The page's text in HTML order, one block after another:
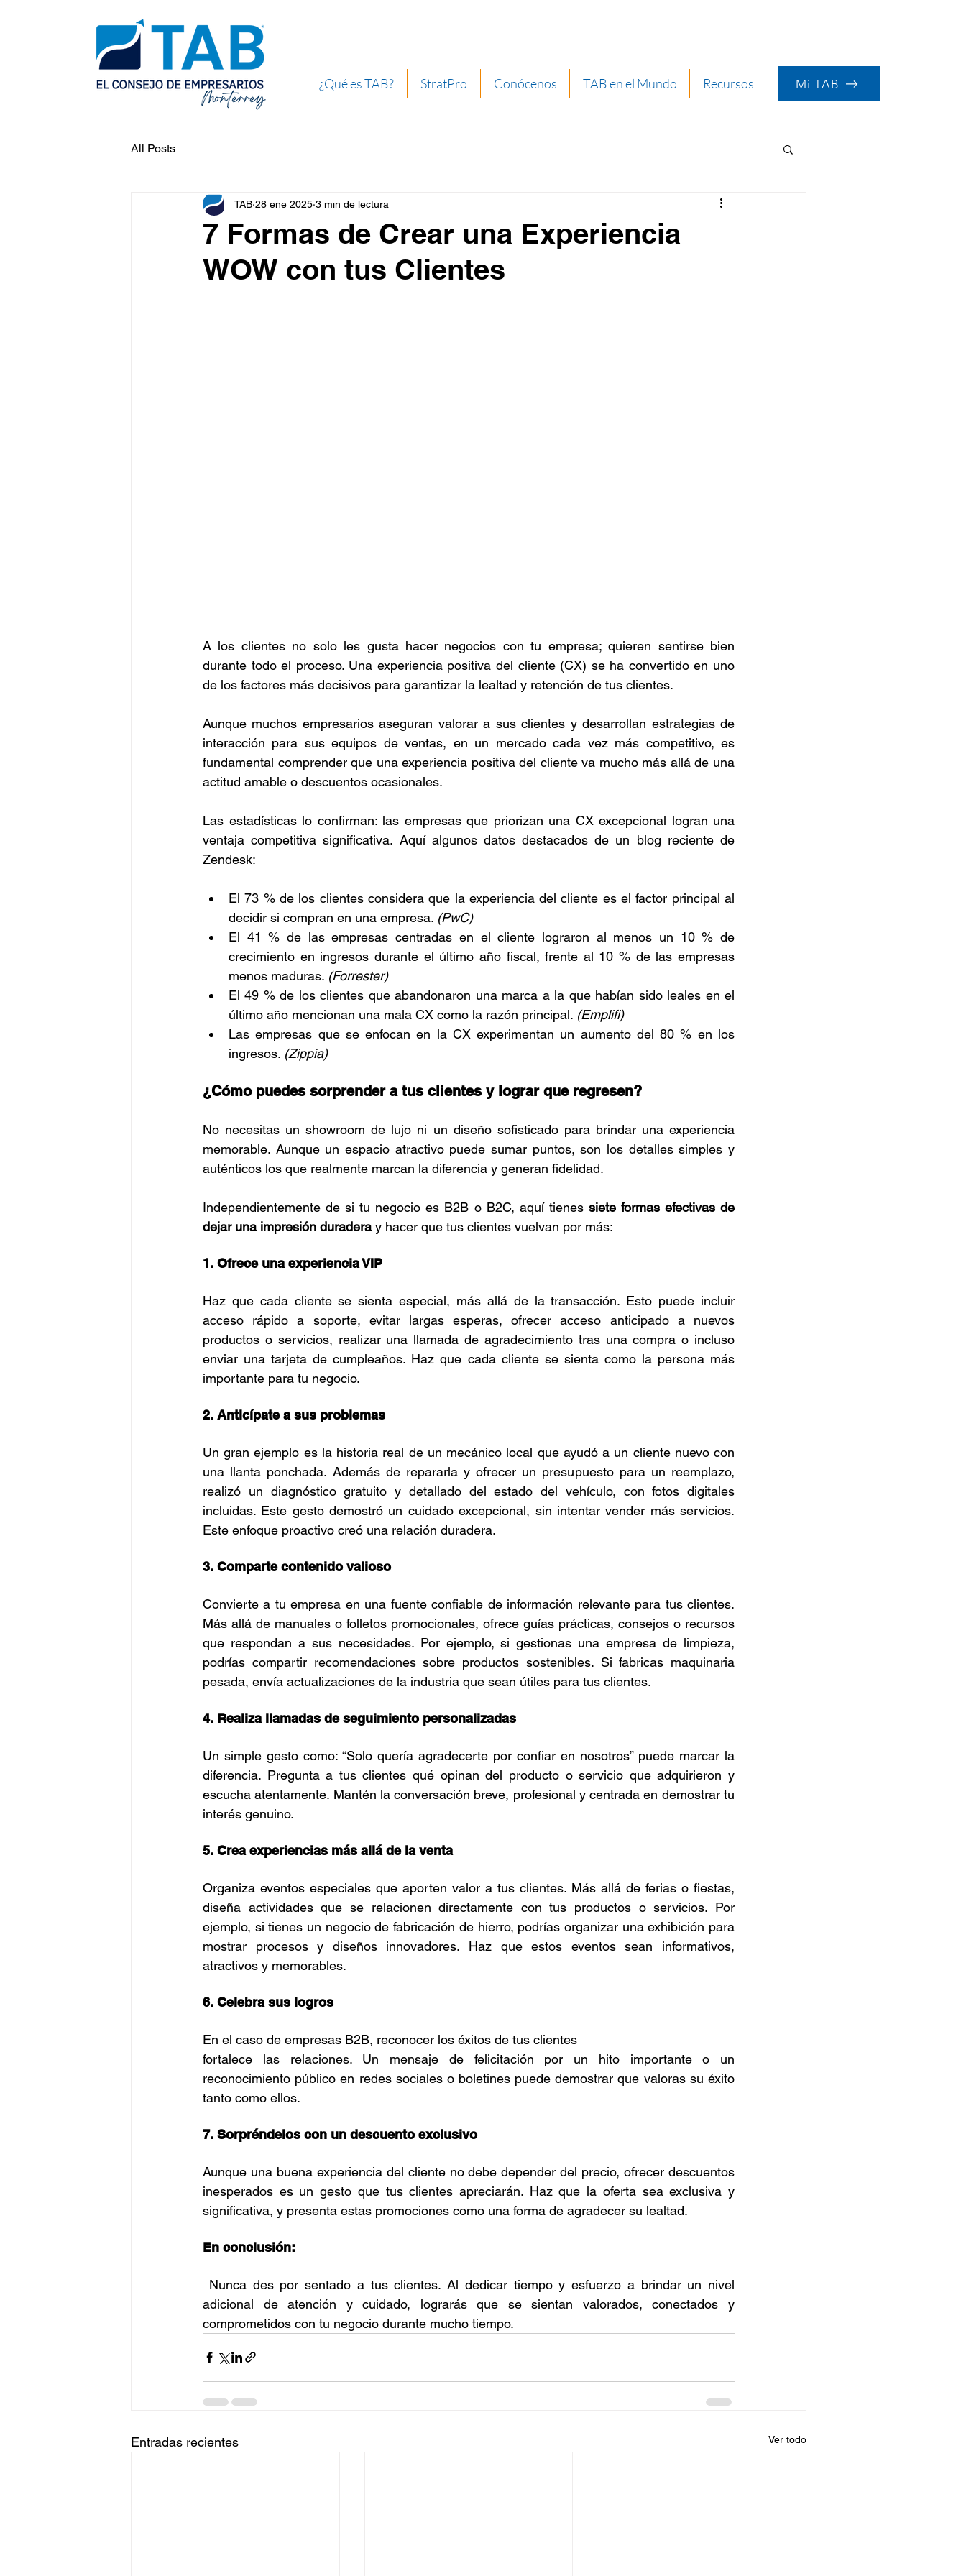
¿Qué es TAB? StratPro Conócenos TAB en el Mundo Recursos Mi TAB
All Posts
7 Formas de Crear una Experiencia
WOW con tus Clientes
TAB 28 ene 2025 3 min de lectura
A los clientes no solo les gusta hacer negocios con tu empresa; quieren sentirse bien
durante todo el proceso. Una experiencia positiva del cliente (CX) se ha convertido en uno
de los factores más decisivos para garantizar la lealtad y retención de tus clientes.
Aunque muchos empresarios aseguran valorar a sus clientes y desarrollan estrategias de
interacción para sus equipos de ventas, en un mercado cada vez más competitivo, es
fundamental comprender que una experiencia positiva del cliente va mucho más allá de una
actitud amable o descuentos ocasionales.
Las estadísticas lo confirman: las empresas que priorizan una CX excepcional logran una
ventaja competitiva significativa. Aquí algunos datos destacados de un blog reciente de
Zendesk:
El 73 % de los clientes considera que la experiencia del cliente es el factor principal al
decidir si compran en una empresa. (PwC)
El 41 % de las empresas centradas en el cliente lograron al menos un 10 % de
crecimiento en ingresos durante el último año fiscal, frente al 10 % de las empresas
menos maduras. (Forrester)
El 49 % de los clientes que abandonaron una marca a la que habían sido leales en el
último año mencionan una mala CX como la razón principal. (Emplifi)
Las empresas que se enfocan en la CX experimentan un aumento del 80 % en los
ingresos. (Zippia)
¿Cómo puedes sorprender a tus clientes y lograr que regresen?
No necesitas un showroom de lujo ni un diseño sofisticado para brindar una experiencia
memorable. Aunque un espacio atractivo puede sumar puntos, son los detalles simples y
auténticos los que realmente marcan la diferencia y generan fidelidad.
Independientemente de si tu negocio es B2B o B2C, aquí tienes siete formas efectivas de
dejar una impresión duradera y hacer que tus clientes vuelvan por más:
1. Ofrece una experiencia VIP
Haz que cada cliente se sienta especial, más allá de la transacción. Esto puede incluir
acceso rápido a soporte, evitar largas esperas, ofrecer acceso anticipado a nuevos
productos o servicios, realizar una llamada de agradecimiento tras una compra o incluso
enviar una tarjeta de cumpleaños. Haz que cada cliente se sienta como la persona más
importante para tu negocio.
2. Anticípate a sus problemas
Un gran ejemplo es la historia real de un mecánico local que ayudó a un cliente nuevo con
una llanta ponchada. Además de repararla y ofrecer un presupuesto para un reemplazo,
realizó un diagnóstico gratuito y detallado del estado del vehículo, con fotos digitales
incluidas. Este gesto demostró un cuidado excepcional, sin intentar vender más servicios.
Este enfoque proactivo creó una relación duradera.
3. Comparte contenido valioso
Convierte a tu empresa en una fuente confiable de información relevante para tus clientes.
Más allá de manuales o folletos promocionales, ofrece guías prácticas, consejos o recursos
que respondan a sus necesidades. Por ejemplo, si gestionas una empresa de limpieza,
podrías compartir recomendaciones sobre productos sostenibles. Si fabricas maquinaria
pesada, envía actualizaciones de la industria que sean útiles para tus clientes.
4. Realiza llamadas de seguimiento personalizadas
Un simple gesto como: “Solo quería agradecerte por confiar en nosotros” puede marcar la
diferencia. Pregunta a tus clientes qué opinan del producto o servicio que adquirieron y
escucha atentamente. Mantén la conversación breve, profesional y centrada en demostrar tu
interés genuino.
5. Crea experiencias más allá de la venta
Organiza eventos especiales que aporten valor a tus clientes. Más allá de ferias o fiestas,
diseña actividades que se relacionen directamente con tus productos o servicios. Por
ejemplo, si tienes un negocio de fabricación de hierro, podrías organizar una exhibición para
mostrar procesos y diseños innovadores. Haz que estos eventos sean informativos,
atractivos y memorables.
6. Celebra sus logros
En el caso de empresas B2B, reconocer los éxitos de tus clientes
fortalece las relaciones. Un mensaje de felicitación por un hito importante o un
reconocimiento público en redes sociales o boletines puede demostrar que valoras su éxito
tanto como ellos.
7. Sorpréndelos con un descuento exclusivo
Aunque una buena experiencia del cliente no debe depender del precio, ofrecer descuentos
inesperados es un gesto que tus clientes apreciarán. Haz que la oferta sea exclusiva y
significativa, y presenta estas promociones como una forma de agradecer su lealtad.
En conclusión:
Nunca des por sentado a tus clientes. Al dedicar tiempo y esfuerzo a brindar un nivel
adicional de atención y cuidado, lograrás que se sientan valorados, conectados y
comprometidos con tu negocio durante mucho tiempo.
Entradas recientes Ver todo